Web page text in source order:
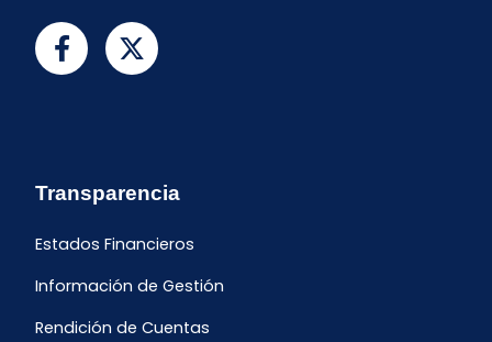
Transparencia
Estados Financieros
Información de Gestión
Rendición de Cuentas